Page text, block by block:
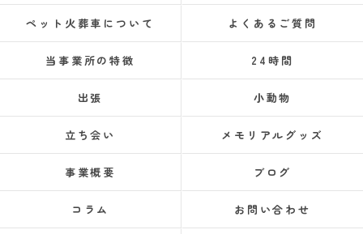
ペット火葬車について よくあるご質問
当事業所の特徴 24時間
出張 小動物
立ち会い メモリアルグッズ
事業概要 ブログ
コラム お問い合わせ